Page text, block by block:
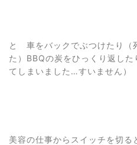
と 車をバックでぶつけたり（
た）BBQの炭をひっくり返し
てしまいました…すいません
美容の仕事からスイッチを切